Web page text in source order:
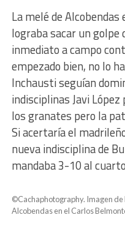
La melé de
lograba sacar un golpe
inmediato a campo
empezado bien, no lo
Inchausti seguían
indisciplinas Javi
los granates pero la
Si acertaría el
nueva indisciplina de
mandaba 3-10 al
©Cachaphotography. Imagen de
Alcobendas en el Carlos